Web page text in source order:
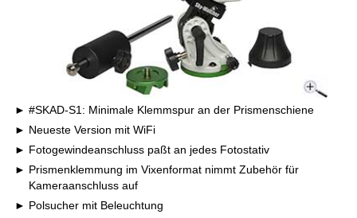
#SKAD-S1: Minimale Klemmspur an der Prismenschiene
Neueste Version mit WiFi
Fotogewindeanschluss paßt an jedes Fotostativ
Prismenklemmung im Vixenformat nimmt Zubehör für
Kameraanschluss auf
Polsucher mit Beleuchtung